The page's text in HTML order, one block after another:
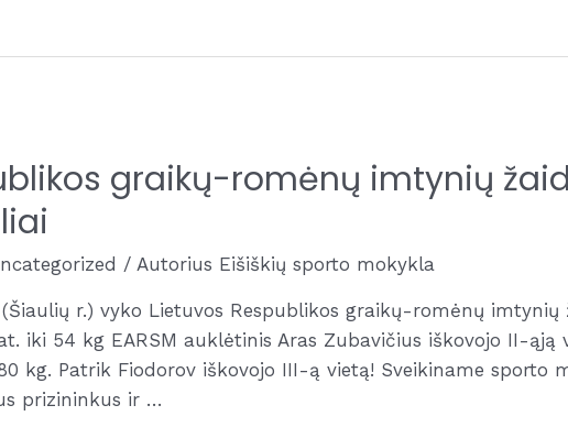
graikų-romėnų imtynių
/ Autorius Eišiškių sporto mokykla
r.) vyko Lietuvos Respublikos graikų-romėnų imtynių
iki 54 kg EARSM auklėtinis Aras Zubavičius iškovojo II-ąją
kg. Patrik Fiodorov iškovojo III-ą vietą! Sveikiname sporto
prizininkus ir …